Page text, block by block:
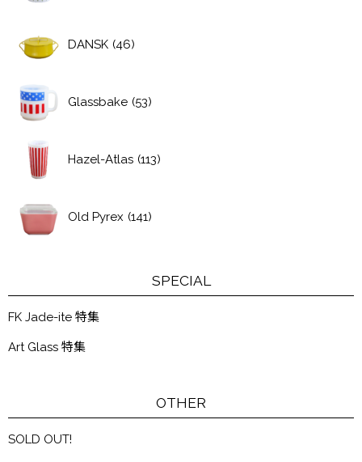
DANSK (46)
Glassbake (53)
Hazel-Atlas (113)
Old Pyrex (141)
SPECIAL
FK Jade-ite 特集
Art Glass 特集
OTHER
SOLD OUT!